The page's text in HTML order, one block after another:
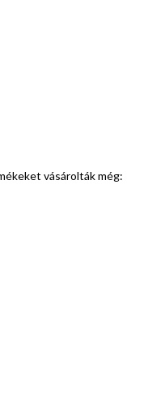
vásárolták még: